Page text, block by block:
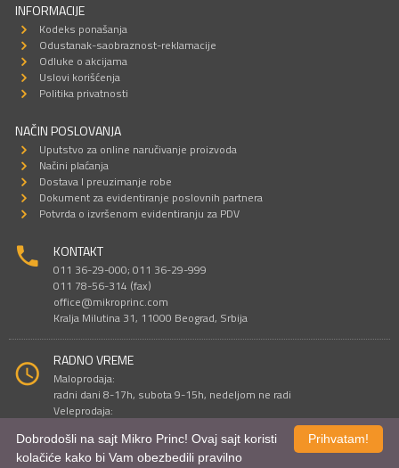
INFORMACIJE
Kodeks ponašanja
Odustanak-saobraznost-reklamacije
Odluke o akcijama
Uslovi korišćenja
Politika privatnosti
NAČIN POSLOVANJA
Uputstvo za online naručivanje proizvoda
Načini plaćanja
Dostava I preuzimanje robe
Dokument za evidentiranje poslovnih partnera
Potvrda o izvršenom evidentiranju za PDV
KONTAKT
011 36-29-000; 011 36-29-999
011 78-56-314 (fax)
office@mikroprinc.com
Kralja Milutina 31, 11000 Beograd, Srbija
RADNO VREME
Maloprodaja:
radni dani 8-17h, subota 9-15h, nedeljom ne radi
Veleprodaja:
Prihvatam!
Dobrodošli na sajt Mikro Princ! Ovaj sajt koristi
kolačiće kako bi Vam obezbedili pravilno